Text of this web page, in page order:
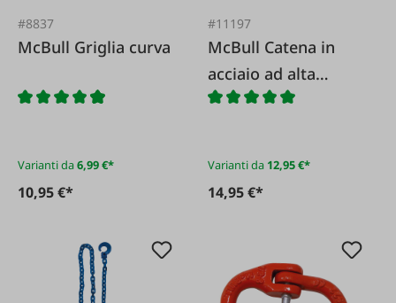
#8837
McBull Griglia curva
Varianti da6,99 €*
10,95 €*
#11197
McBull Catena in
acciaio ad alta
resistenza G 8
Varianti da 12,95 €*
14,95 €*